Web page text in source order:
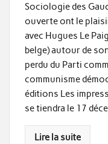
Sociologie des
ouverte ont le
avec Hugues Le
belge) autour de
perdu du Parti
communisme
éditions Les
se tiendra le 17
Lire la suite